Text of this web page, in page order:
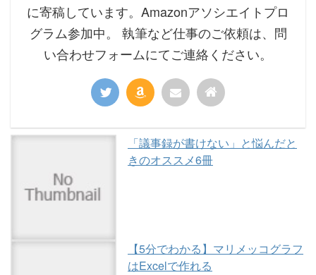
に寄稿しています。Amazonアソシエイトプロ
グラム参加中。 執筆など仕事のご依頼は、問
い合わせフォームにてご連絡ください。
「議事録が書けない」と悩んだと
きのオススメ6冊
【5分でわかる】マリメッコグラフ
はExcelで作れる